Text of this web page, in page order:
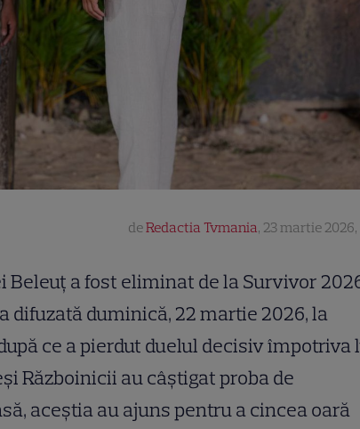
deRedactia Tvmania, 23 martie 2026,
Beleuț a fost eliminat de la Survivor
difuzată duminică, 22 martie 2026, la
ce a pierdut duelul decisiv împotriva
Războinicii au câștigat proba de
aceștia au ajuns pentru a cincea oară